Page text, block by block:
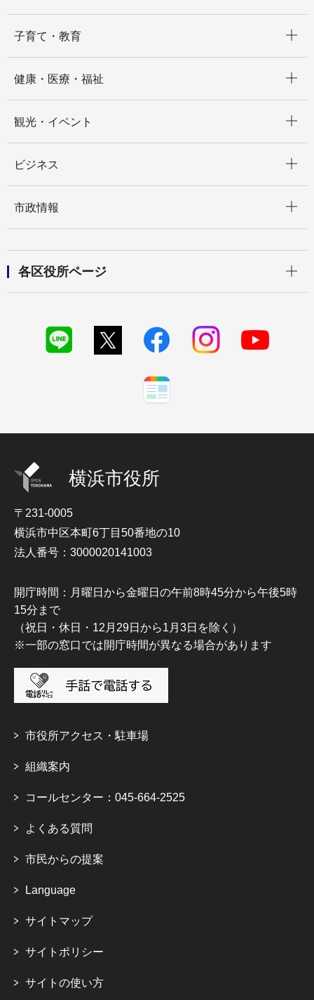
子育て・教育
健康・医療・福祉
観光・イベント
ビジネス
市政情報
各区役所ページ
横浜市役所
〒231-0005
横浜市中区本町6丁目50番地の10
法人番号：3000020141003
開庁時間：月曜日から金曜日の午前8時45分から午後5時
15分まで
（祝日・休日・12月29日から1月3日を除く）
※一部の窓口では開庁時間が異なる場合があります
市役所アクセス・駐車場
組織案内
コールセンター：045-664-2525
よくある質問
市民からの提案
Language
サイトマップ
サイトポリシー
サイトの使い方